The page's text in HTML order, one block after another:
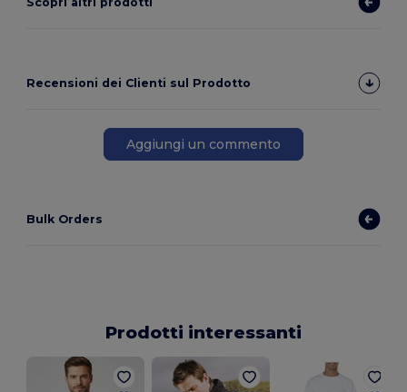
Recensioni dei Clienti sul Prodotto
Aggiungi un commento
Bulk Orders
Prodotti interessanti